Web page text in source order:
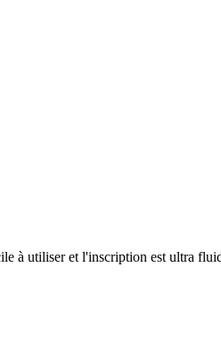
à utiliser et l'inscription est ultra